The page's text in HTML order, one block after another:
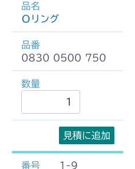
Ｏリング
0830 0500 750
見積に追加
1-9